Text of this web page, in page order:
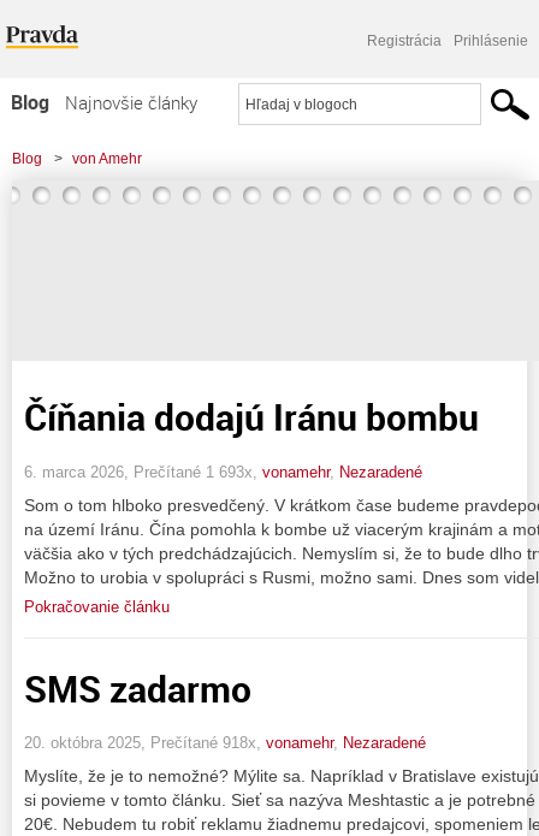
Registrácia Prihlásenie
Blog
Najnovšie články
Najčítanejšie články
Najkomentovanejšie články
Blog > von Amehr
Číňania dodajú Iránu bombu
6. marca 2026, Prečítané 1 693x, vonamehr, Nezaradené
Som o tom hlboko presvedčený. V krátkom čase budeme
na území Iránu. Čína pomohla k bombe už viacerým krajinám a
väčšia ako v tých predchádzajúcich. Nemyslím si, že to bude dlho
Možno to urobia v spolupráci s Rusmi, možno sami. Dnes som
Pokračovanie článku
SMS zadarmo
20. októbra 2025, Prečítané 918x, vonamehr, Nezaradené
Myslíte, že je to nemožné? Mýlite sa. Napríklad v Bratislave
si povieme v tomto článku. Sieť sa nazýva Meshtastic a je
20€. Nebudem tu robiť reklamu žiadnemu predajcovi, spomeniem